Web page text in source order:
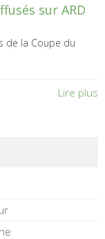
sur ARD
de la Coupe du
Lire plus